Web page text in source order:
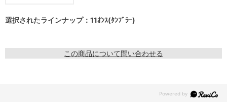
選択されたラインナップ：11ｵﾝｽ(ﾀﾝﾌﾞﾗｰ)
この商品について問い合わせる